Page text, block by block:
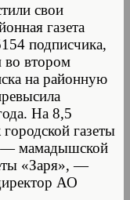
свои
газета
подписчика,
во втором
на районную
На 8,5
газеты
— мамадышской
«Заря», —
АО